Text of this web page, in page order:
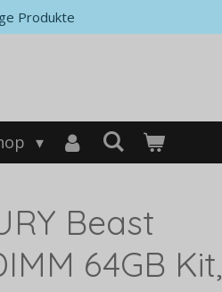
Produkte
Beast
64GB Kit,